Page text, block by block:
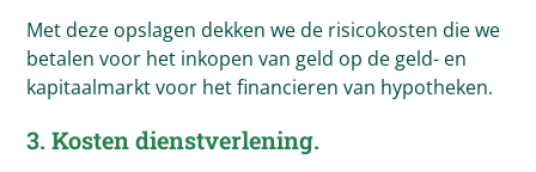
Met deze opslagen dekken we de risicokosten die we
betalen voor het inkopen van geld op de geld- en
kapitaalmarkt voor het financieren van hypotheken.
3. Kosten dienstverlening.